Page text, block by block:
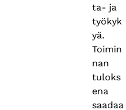
ta- ja
työkyk
yä.
Toimin
nan
tuloks
ena
saadaa